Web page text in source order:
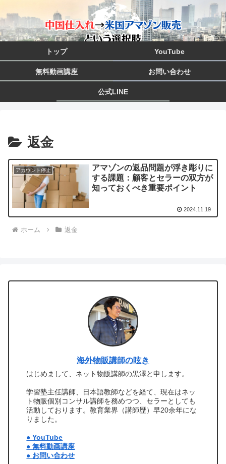
トップ YouTube
無料動画講座 お問い合わせ
公式LINE
返金
アカウント停止
アマゾンの返品問題が浮き彫りに
する課題：顧客とセラーの双方が
知っておくべき重要ポイント
2024.11.19
ホーム 返金
海外物販講師の呟き
はじめまして、ネット物販講師の黒澤と申します。
学習塾主任講師、日本語教師などを経て、現在はネッ
ト物販個別コンサル講師を務めつつ、セラーとしても
活動しております。教育業界（講師歴）早20余年にな
りました。
● YouTube
● 無料動画講座
● お問い合わせ